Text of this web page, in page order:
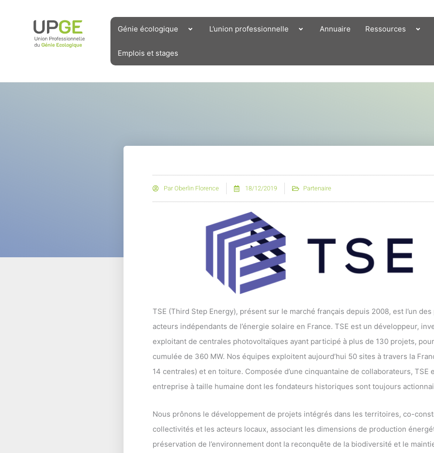
Génie écologique L’union professionnelle Annuaire Ressources
Emplois et stages
ParOberlin Florence 18/12/2019 Partenaire
TSE (Third Step Energy), présent sur le marché français depuis 2008, est l’un
acteurs indépendants de l’énergie solaire en France. TSE est un développeur,
exploitant de centrales photovoltaïques ayant participé à plus de 130 projets,
cumulée de 360 MW. Nos équipes exploitent aujourd’hui 50 sites à travers la
14 centrales) et en toiture. Composée d’une cinquantaine de collaborateurs, TSE
entreprise à taille humaine dont les fondateurs historiques sont toujours
Nous prônons le développement de projets intégrés dans les territoires, co-
collectivités et les acteurs locaux, associant les dimensions de production
préservation de l’environnement dont la reconquête de la biodiversité et le